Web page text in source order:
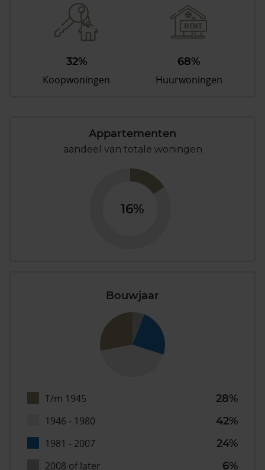
32%
Koopwoningen
68%
Huurwoningen
Appartementen
aandeel van totale woningen
16%
Bouwjaar
T/m 1945
28%
1946 - 1980
42%
1981 - 2007
24%
2008 of later
6%